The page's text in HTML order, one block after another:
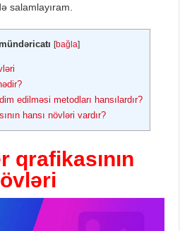
salamlayıram.
[bağla]
edilməsi metodları hansılardır?
hansı növləri vardır?
qrafikasının